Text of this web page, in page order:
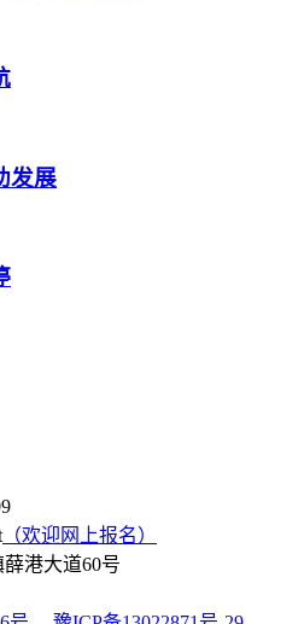
发展
（欢迎网上报名）
港大道60号